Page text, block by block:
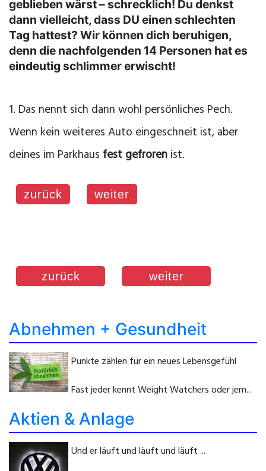
geblieben wärst – schrecklich! Du denkst
dann vielleicht, dass DU einen schlechten
Tag hattest? Wir können dich beruhigen,
denn die nachfolgenden 14 Personen hat es
eindeutig schlimmer erwischt!
1. Das nennt sich dann wohl persönliches Pech.
Wenn kein weiteres Auto eingeschneit ist, aber
deines im Parkhaus fest gefroren ist.
zurück weiter
zurück weiter
Abnehmen + Gesundheit
Punkte zählen für ein neues Lebensgefühl
Fast jeder kennt Weight Watchers oder jem...
Aktien & Anlage
Und er läuft und läuft und läuft ...